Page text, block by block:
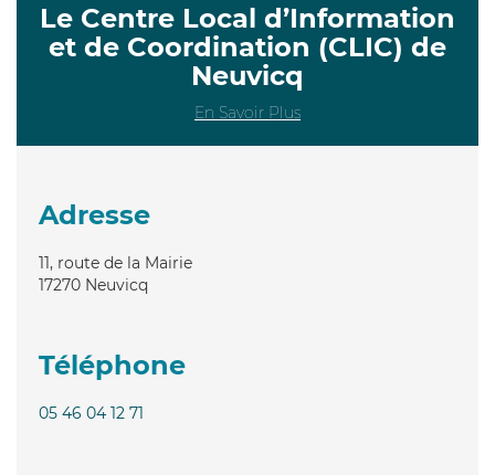
Le Centre Local d’Information
et de Coordination (CLIC) de
Neuvicq
En Savoir Plus
Adresse
11, route de la Mairie
17270 Neuvicq
Téléphone
05 46 04 12 71